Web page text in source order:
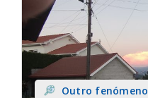
Outro fenómeno